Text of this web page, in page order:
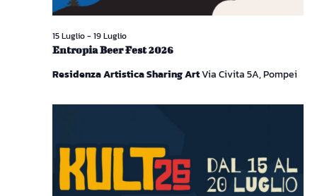
Entropia Beer Fest 2026
15 Luglio- 19 Luglio
Residenza Artistica Sharing ArtVia Civita 5A, Pompei